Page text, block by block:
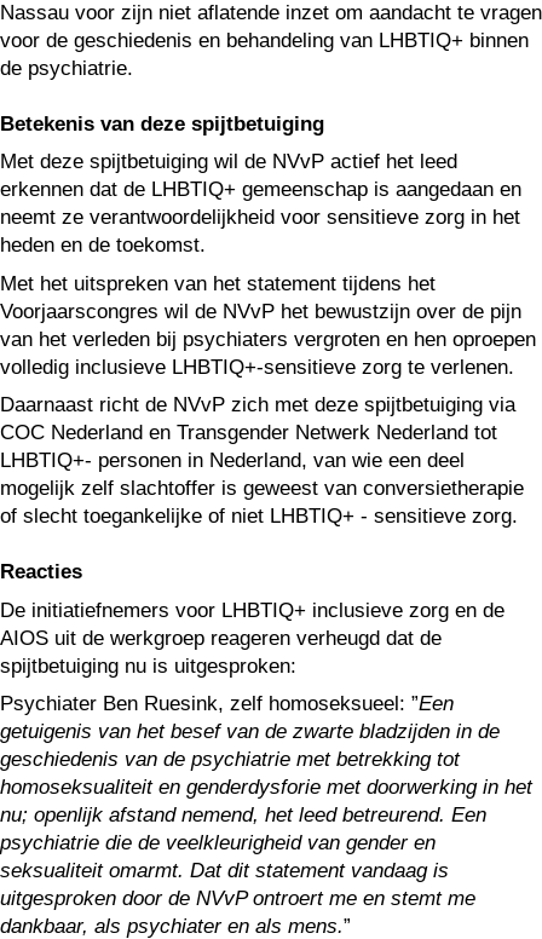
Nassau voor zijn niet aflatende inzet om aandacht te vragen
voor de geschiedenis en behandeling van LHBTIQ+ binnen
de psychiatrie.
Betekenis van deze spijtbetuiging
Met deze spijtbetuiging wil de NVvP actief het leed
erkennen dat de LHBTIQ+ gemeenschap is aangedaan en
neemt ze verantwoordelijkheid voor sensitieve zorg in het
heden en de toekomst.
Met het uitspreken van het statement tijdens het
Voorjaarscongres wil de NVvP het bewustzijn over de pijn
van het verleden bij psychiaters vergroten en hen oproepen
volledig inclusieve LHBTIQ+-sensitieve zorg te verlenen.
Daarnaast richt de NVvP zich met deze spijtbetuiging via
COC Nederland en Transgender Netwerk Nederland tot
LHBTIQ+- personen in Nederland, van wie een deel
mogelijk zelf slachtoffer is geweest van conversietherapie
of slecht toegankelijke of niet LHBTIQ+ - sensitieve zorg.
Reacties
De initiatiefnemers voor LHBTIQ+ inclusieve zorg en de
AIOS uit de werkgroep reageren verheugd dat de
spijtbetuiging nu is uitgesproken:
Psychiater Ben Ruesink, zelf homoseksueel: ”Een
getuigenis van het besef van de zwarte bladzijden in de
geschiedenis van de psychiatrie met betrekking tot
homoseksualiteit en genderdysforie met doorwerking in het
nu; openlijk afstand nemend, het leed betreurend. Een
psychiatrie die de veelkleurigheid van gender en
seksualiteit omarmt. Dat dit statement vandaag is
uitgesproken door de NVvP ontroert me en stemt me
dankbaar, als psychiater en als mens.”